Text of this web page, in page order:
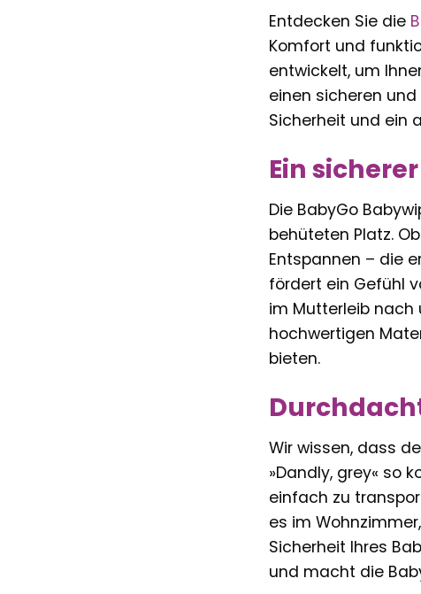
Entdecken Sie die
Komfort und
entwickelt, um
einen sicheren
Sicherheit und ein
Ein
Die BabyGo
behüteten Platz.
Entspannen – die
fördert ein Gefühl
im Mutterleib nach
hochwertigen
bieten.
Wir wissen, dass
»Dandly, grey« so
einfach zu
es im
Sicherheit Ihres
und macht die